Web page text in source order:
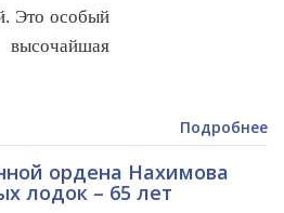
Это особый
Подробнее
ордена Нахимова
лодок – 65 лет